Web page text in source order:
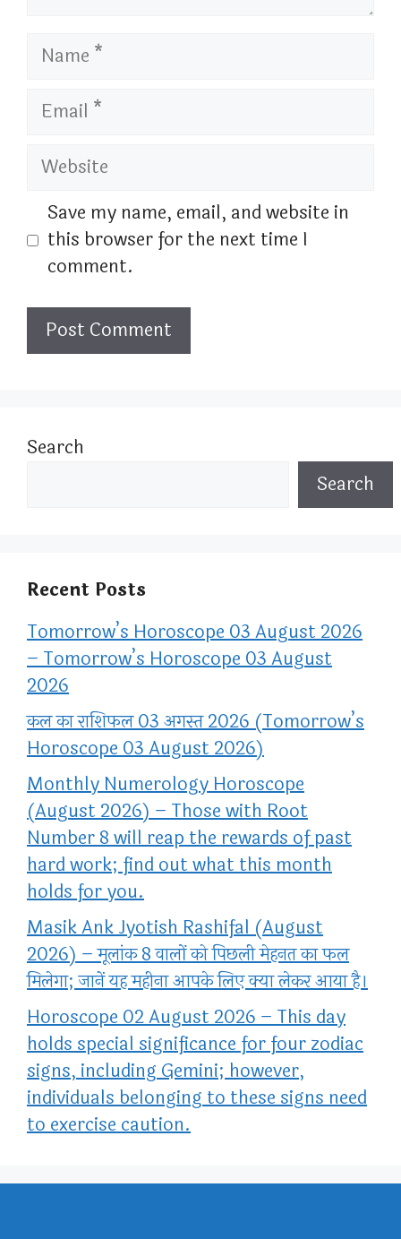
Name
Email
Website
Save my name, email, and website in
this browser for the next time I
comment.
Search
Search
Recent Posts
Tomorrow’s Horoscope 03 August 2026
– Tomorrow’s Horoscope 03 August
2026
कल का राशिफल 03 अगस्त 2026 (Tomorrow’s
Horoscope 03 August 2026)
Monthly Numerology Horoscope
(August 2026) – Those with Root
Number 8 will reap the rewards of past
hard work; find out what this month
holds for you.
Masik Ank Jyotish Rashifal (August
2026) – मूलांक 8 वालों को पिछली मेहनत का फल
मिलेगा; जानें यह महीना आपके लिए क्या लेकर आया है।
Horoscope 02 August 2026 – This day
holds special significance for four zodiac
signs, including Gemini; however,
individuals belonging to these signs need
to exercise caution.